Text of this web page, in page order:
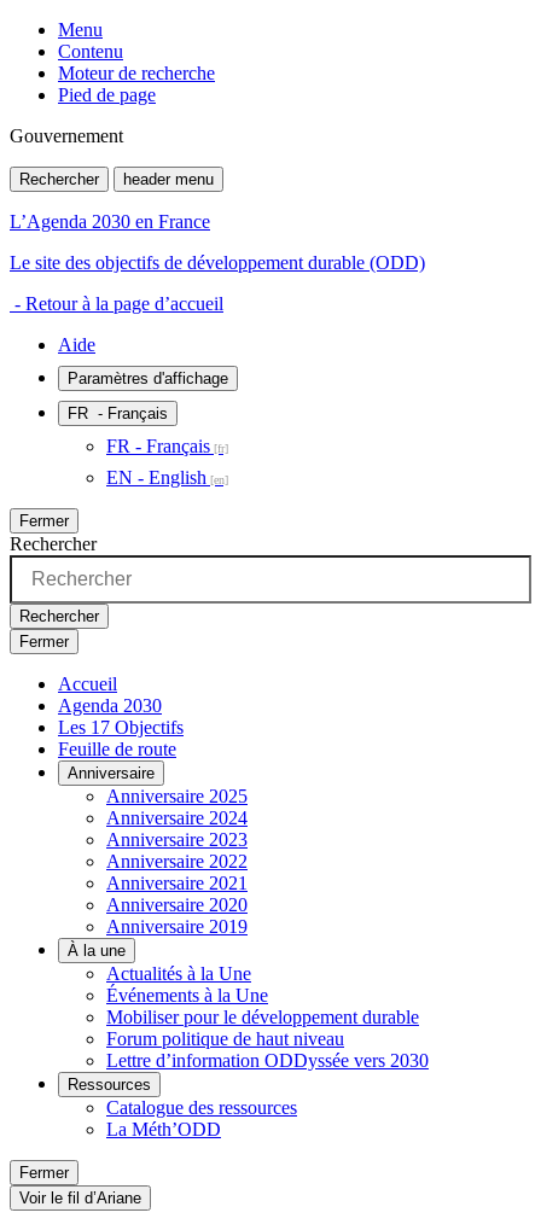
Menu
Contenu
Moteur de recherche
Pied de page
Gouvernement
Rechercher header menu
L’Agenda 2030 en France
Le site des objectifs de développement durable (ODD)
- Retour à la page d’accueil
Aide
Paramètres d'affichage
FR - Français
FR - Français
EN - English
Fermer
Rechercher
Rechercher
Fermer
Accueil
Agenda 2030
Les 17 Objectifs
Feuille de route
Anniversaire
Anniversaire 2025
Anniversaire 2024
Anniversaire 2023
Anniversaire 2022
Anniversaire 2021
Anniversaire 2020
Anniversaire 2019
À la une
Actualités à la Une
Événements à la Une
Mobiliser pour le développement durable
Forum politique de haut niveau
Lettre d’information ODDyssée vers 2030
Ressources
Catalogue des ressources
La Méth’ODD
Fermer
Voir le fil d’Ariane